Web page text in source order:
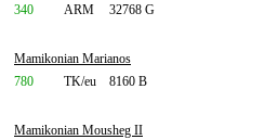
340
ARM 32768 G
Mamikonian Marianos
780
TK/eu 8160 B
Mamikonian Mousheg II